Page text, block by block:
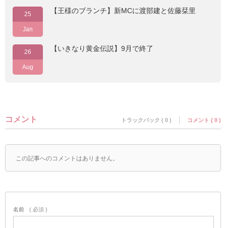
25
Jan
【王様のブランチ】新MCに渡部建と佐藤栞里
26
Aug
【いきなり黄金伝説】9月で終了
コメント トラックバック ( 0 ) コメント ( 0 )
この記事へのコメントはありません。
名前 ( 必須 )